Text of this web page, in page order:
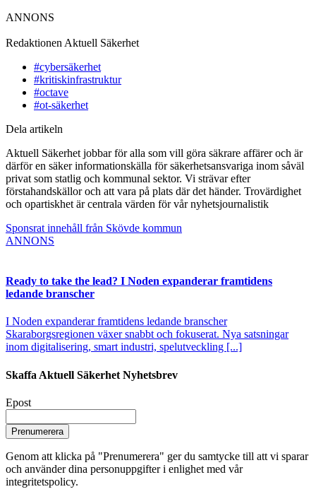
ANNONS
Redaktionen Aktuell Säkerhet
#cybersäkerhet
#kritiskinfrastruktur
#octave
#ot-säkerhet
Dela artikeln
Aktuell Säkerhet jobbar för alla som vill göra säkrare affärer och är
därför en säker informationskälla för säkerhetsansvariga inom såväl
privat som statlig och kommunal sektor. Vi strävar efter
förstahandskällor och att vara på plats där det händer. Trovärdighet
och opartiskhet är centrala värden för vår nyhetsjournalistik
Sponsrat innehåll från Skövde kommun
ANNONS
Ready to take the lead? I Noden expanderar framtidens
ledande branscher
I Noden expanderar framtidens ledande branscher
Skaraborgsregionen växer snabbt och fokuserat. Nya satsningar
inom digitalisering, smart industri, spelutveckling [...]
Skaffa Aktuell Säkerhet Nyhetsbrev
Epost
Prenumerera
Genom att klicka på "Prenumerera" ger du samtycke till att vi sparar
och använder dina personuppgifter i enlighet med vår
integritetspolicy.